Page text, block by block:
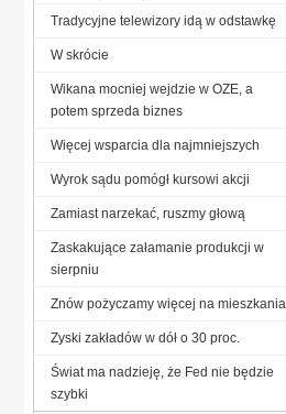
Tradycyjne telewizory idą w odstawkę
W skrócie
Wikana mocniej wejdzie w OZE, a
potem sprzeda biznes
Więcej wsparcia dla najmniejszych
Wyrok sądu pomógł kursowi akcji
Zamiast narzekać, ruszmy głową
Zaskakujące załamanie produkcji w
sierpniu
Znów pożyczamy więcej na mieszkania
Zyski zakładów w dół o 30 proc.
Świat ma nadzieję, że Fed nie będzie
szybki